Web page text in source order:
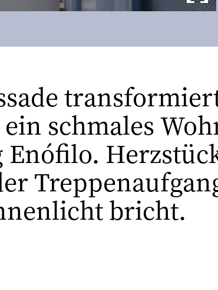
schmales
bricht.